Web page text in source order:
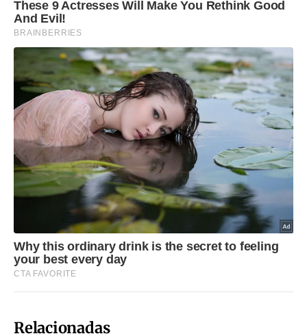
Relacionadas